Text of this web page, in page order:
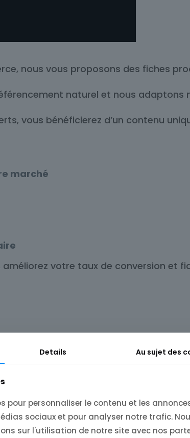
nous vous proposons des fiches
naturel et nous
vous bénéficierez d’un contenu
marché
votre taux de conversion et
Details Au sujet des
pour personnaliser le contenu et les
sociaux et pour analyser notre trafic.
sur l'utilisation de notre site avec nos